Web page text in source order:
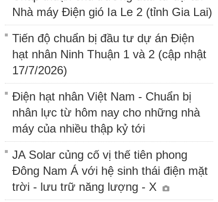
Nhà máy Điện gió Ia Le 2 (tỉnh Gia Lai)
Tiến độ chuẩn bị đầu tư dự án Điện
hạt nhân Ninh Thuận 1 và 2 (cập nhật
17/7/2026)
Điện hạt nhân Việt Nam - Chuẩn bị
nhân lực từ hôm nay cho những nhà
máy của nhiều thập kỷ tới
JA Solar củng cố vị thế tiên phong
Đông Nam Á với hệ sinh thái điện mặt
trời - lưu trữ năng lượng - X